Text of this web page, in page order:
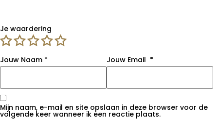
Je waardering
Mijn naam, e-mail en site opslaan in deze browser voor de
volgende keer wanneer ik een reactie plaats.
Jouw Naam * Jouw Email *